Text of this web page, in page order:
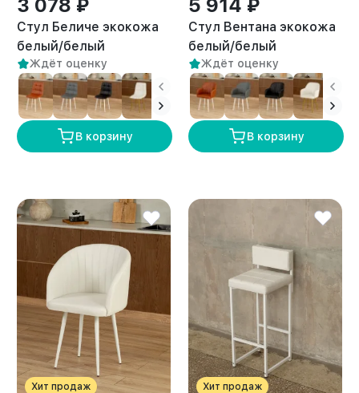
3 078 ₽
Стул Беличе экокожа
белый/белый
Ждёт оценку
В корзину
5 914 ₽
Стул Вентана экокожа
белый/белый
Ждёт оценку
В корзину
Хит продаж Хит продаж